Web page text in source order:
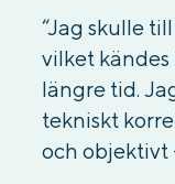
“Jag skulle
vilket
längre tid.
tekniskt
och objektivt